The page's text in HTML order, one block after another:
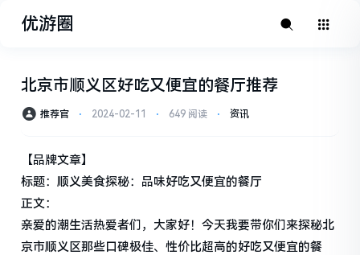
优游圈
北京市顺义区好吃又便宜的餐厅推荐
推荐官 ⋅ 2024-02-11 ⋅ 649 阅读 ⋅ 资讯
【品牌文章】
标题：顺义美食探秘：品味好吃又便宜的餐厅
正文：
亲爱的潮生活热爱者们，大家好！今天我要带你们来探秘北
京市顺义区那些口碑极佳、性价比超高的好吃又便宜的餐